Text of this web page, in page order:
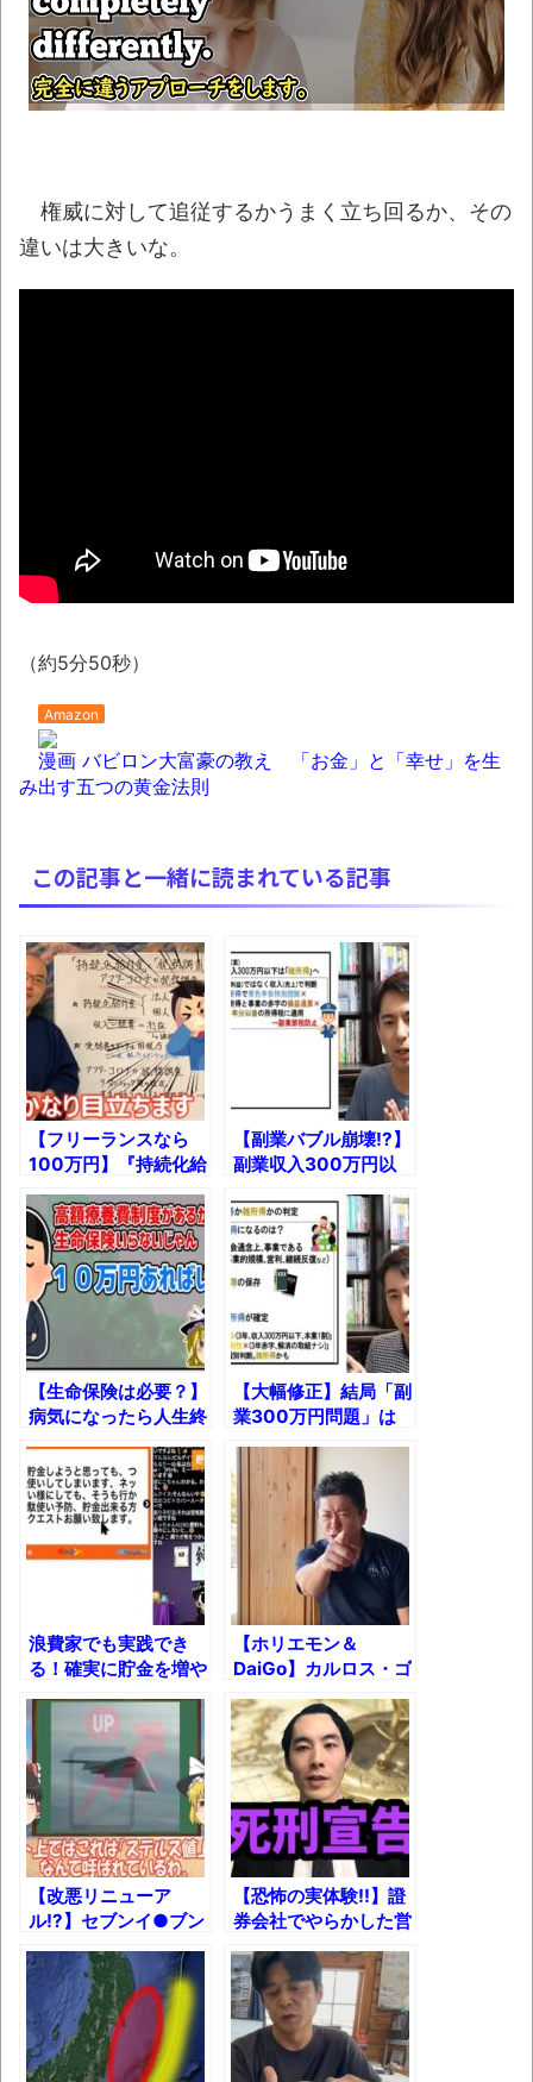
装置で撃墜するウクライナ。
NEW!
【動画】「昔のアイドルは個人情報がガバ
ガバだった」を誇張した昭和風AI動画が秀逸す
ーヒーのパッケージが“一瞬怖い”と話題に
wwww NEW!
にて
ウード&ギターで奏でるFF5「古代図書
館」！
トを打ち込んだゲームプレイ動画で当時が懐か
36年 ～因果な逆転劇～
凡庸な悪
お前らの身体の悩み教えてくれ
みんななんだかんだ言ってお金持ってんじ
ゃん
「アメリカのヤンキーがアジア人にケンカ
を売った結果ｗｗｗ」 ほか
【読書感想】山野辺太郎『いつか深い穴に
落ちるまで』
映画ちいかわ観に行ったので感想を書きま
す(若干ネタバレあり) 26/07/25
マケイン9巻＆アニメ公式ガイド感想
独学で挑んだ2026年二級建築士学科試験結
果速報（仮）
体験談：仕事で同じビルの中に入っている
グループ会社の嫁子 [ほのぼの]
葉月つばさちゃん、昔から見てるんだけど
かなりお姉さんになったね
壊れたエアコンと歌えないボク
バージョンアップ情報更新 AOMEI
Backupper Standard 8.3.0 などバージョンア
ップ
高嶋ちさ子、ダウン症の姉が暴行事件！事
件の一部始終と衝撃の結末
【呆然】北海道旅行ワイ「ウニイクラ丼特
盛で食うぞ！！！うおおおおおおお
お！！！！！」→結
【動画】カニ、ちょっかい出してきた陰に
ブチギレ
長野県のなめこのデカさが規格外だったｗ
権威に対して追従するかうまく立ち回るか、その
違いは大きいな。
（約5分50秒）
Amazon
漫画 バビロン大富豪の教え 「お金」と「幸せ」を生
み出す五つの黄金法則
この記事と一緒に読まれている記事
【フリーランスなら
100万円】『持続化給
付金』を受け取ると税
務調査で狙われる!?
【副業バブル崩壊!?】
副業収入300万円以
下の会社員、大増税
へ！
【生命保険は必要？】
病気になったら人生終
了「高額療養費制度」
廃止論争とは？
【大幅修正】結局「副
業300万円問題」は
どうなるのか？新たな
基準「帳簿の有無」と
は？
浪費家でも実践でき
る！確実に貯金を増や
す方法！
【ホリエモン＆
DaiGo】カルロス・ゴ
ーンの日本脱出はなぜ
起きたのか ＋ 出国前
にカルロス・ゴーンさ
んに会いました
【改悪リニューア
ル!?】セブンイ●ブン
の見た目騙し弁当たち
の真実を語る！
【恐怖の実体験!!】證
券会社でやらかした営
業失敗エピソード3選